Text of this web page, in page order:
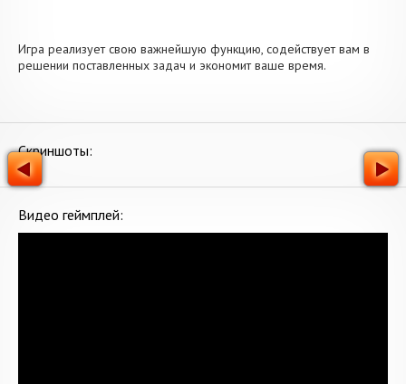
Игра реализует свою важнейшую функцию, содействует вам в
решении поставленных задач и экономит ваше время.
Скриншоты:
Видео геймплей: